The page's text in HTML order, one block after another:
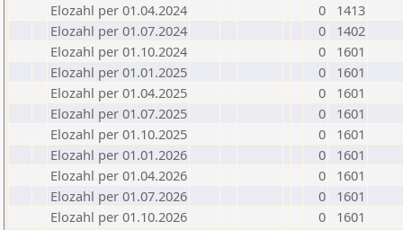
Elozahl per 01.04.2024
0
1413
Elozahl per 01.07.2024
0
1402
Elozahl per 01.10.2024
0
1601
Elozahl per 01.01.2025
0
1601
Elozahl per 01.04.2025
0
1601
Elozahl per 01.07.2025
0
1601
Elozahl per 01.10.2025
0
1601
Elozahl per 01.01.2026
0
1601
Elozahl per 01.04.2026
0
1601
Elozahl per 01.07.2026
0
1601
Elozahl per 01.10.2026
0 1601